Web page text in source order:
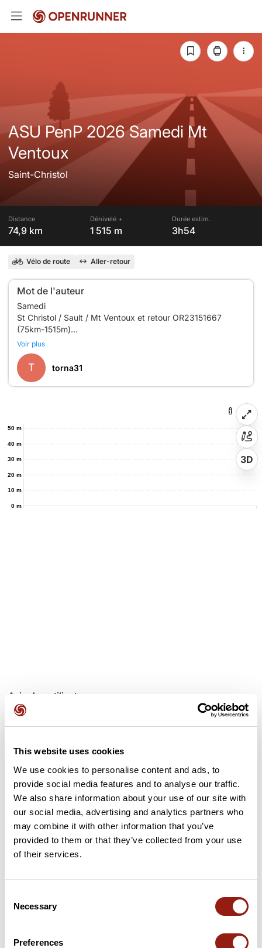
This website uses cookies
We use cookies to personalise content and ads, to
provide social media features and to analyse our traffic.
We also share information about your use of our site with
our social media, advertising and analytics partners who
may combine it with other information that you’ve
provided to them or that they’ve collected from your use
of their services.
Selection
Necessary
Preferences
ASU PenP 2026 Samedi Mt
Ventoux
Saint-Christol
Distance
74,9 km
Dénivelé +
1 515 m
Durée estim.
3h54
Vélo de route Aller-retour
Mot de l'auteur
Samedi
St Christol / Sault / Mt Ventoux et retour OR23151667
(75km-1515m)
Voir plus
T torna31
0 m
10 m
20 m
30 m
40 m
50 m
3D
Avis des utilisateurs
Ajouter un avis
Cols le long du parcours